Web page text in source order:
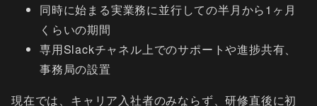
同時に始まる実業務に並行しての半月から1ヶ月
くらいの期間
専用Slackチャネル上でのサポートや進捗共有、
事務局の設置
現在では、キャリア入社者のみならず、研修直後に初